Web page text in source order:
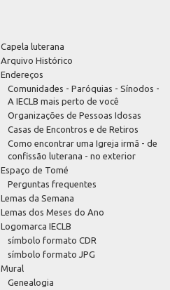
Capela luterana
Arquivo Histórico
Endereços
Comunidades - Paróquias - Sínodos -
A IECLB mais perto de você
Organizações de Pessoas Idosas
Casas de Encontros e de Retiros
Como encontrar uma Igreja irmã - de
confissão luterana - no exterior
Espaço de Tomé
Perguntas frequentes
Lemas da Semana
Lemas dos Meses do Ano
Logomarca IECLB
símbolo formato CDR
símbolo formato JPG
Mural
Genealogia